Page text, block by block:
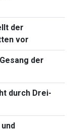
der
vor
der
durch Drei-